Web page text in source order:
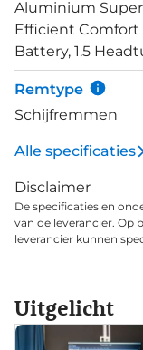
maakt de term
compleet.
Aluminium
Efficient Comfort
Battery, 1.5
Remtype
Schijfremmen
Alle specificaties
Disclaimer
De specificaties en
van de leverancier. Op
leverancier kunnen
Uitgelicht